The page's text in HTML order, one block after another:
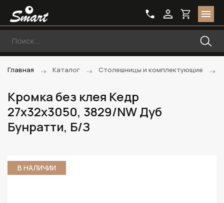
Главная Каталог Столешницы и комплектующие
Кромка без клея Кедр
27х32х3050, 3829/NW Дуб
Бунратти, Б/З
В НАЛИЧИИ